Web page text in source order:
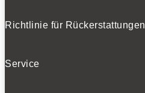
Richtlinie für Rückerstattungen
Service